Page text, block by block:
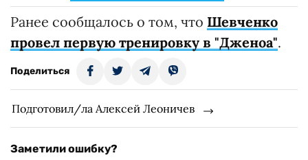
Ранее сообщалось о том, что Шевченко
провел первую тренировку в "Дженоа".
Поделиться
Подготовил/ла Алексей Леоничев
Заметили ошибку?